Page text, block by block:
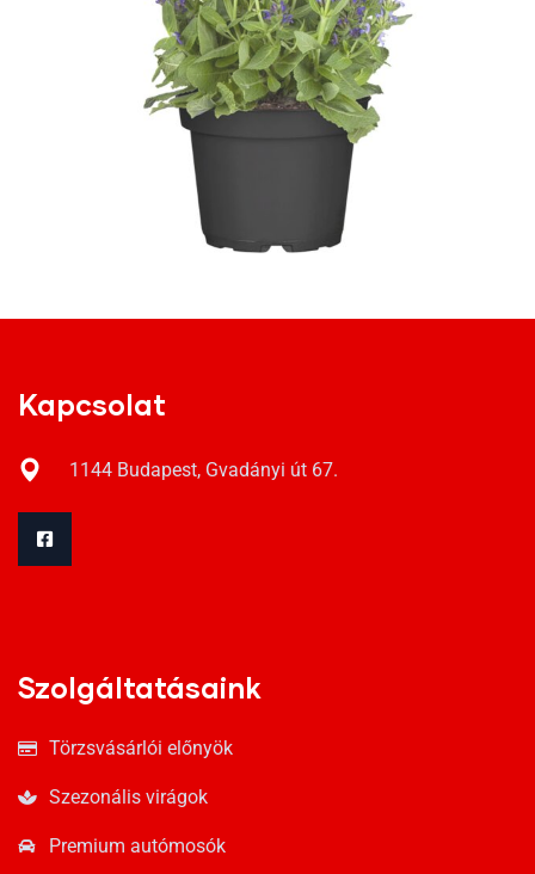
Kapcsolat
1144 Budapest, Gvadányi út 67.
Szolgáltatásaink
Törzsvásárlói előnyök
Szezonális virágok
Premium autómosók